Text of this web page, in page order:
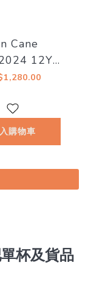
Cane
12YO
Cask
- Recital
8.1
購物車
杯及貨品